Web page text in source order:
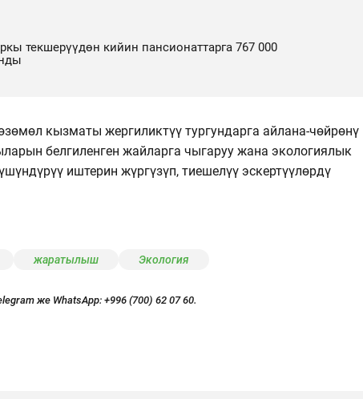
текшерүүдөн кийин пансионаттарга 767 000
кызматы жергиликтүү тургундарга айлана-чөйрөнү
белгиленген жайларга чыгаруу жана экологиялык
иштерин жүргүзүп, тиешелүү эскертүүлөрдү
жаратылыш Экология
же WhatsApp: +996 (700) 62 07 60.